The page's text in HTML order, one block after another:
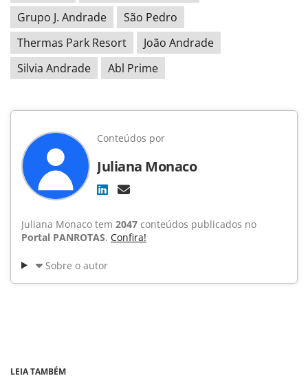
Grupo J. Andrade
São Pedro
Thermas Park Resort
João Andrade
Silvia Andrade
Abl Prime
Conteúdos por
Juliana Monaco
Juliana Monaco tem 2047 conteúdos publicados no
Portal PANROTAS. Confira!
Sobre o autor
LEIA TAMBÉM